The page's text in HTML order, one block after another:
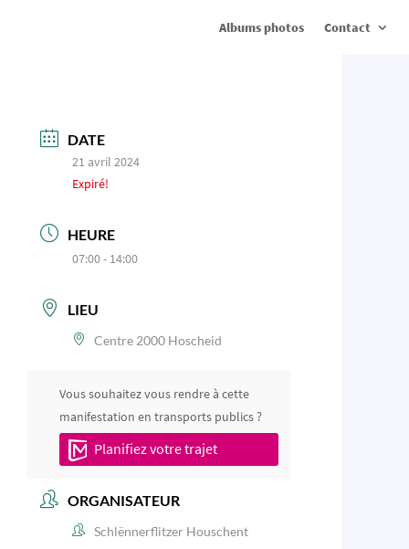
Albums photos Contact
DATE
21 avril 2024
Expiré!
HEURE
07:00 - 14:00
LIEU
Centre 2000 Hoscheid
Vous souhaitez vous rendre à cette
manifestation en transports publics ?
Planifiez votre trajet
ORGANISATEUR
Schlënnerflitzer Houschent